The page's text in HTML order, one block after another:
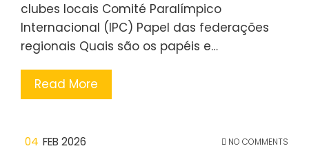
clubes locais Comité Paralímpico
Internacional (IPC) Papel das federações
regionais Quais são os papéis e…
Read More
04 FEB 2026 NO COMMENTS